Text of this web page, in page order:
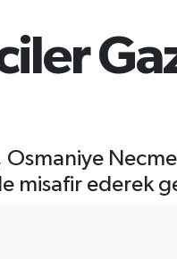
BITCOIN
misafir ederek